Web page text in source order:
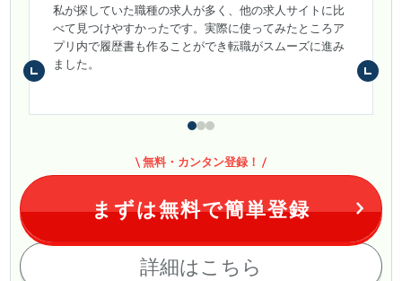
私が探していた職種の求人が多く、他の求人サイトに比
べて見つけやすかったです。実際に使ってみたところア
プリ内で履歴書も作ることができ転職がスムーズに進み
ました。
詳細はこちら
無料・カンタン登録！
まずは無料で簡単登録